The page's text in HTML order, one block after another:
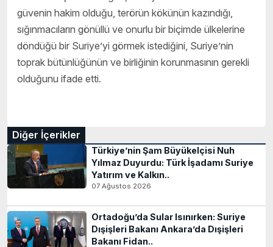
güvenin hakim olduğu, terörün kökünün kazındığı,
sığınmacıların gönüllü ve onurlu bir biçimde ülkelerine
döndüğü bir Suriye’yi görmek istediğini, Suriye’nin
toprak bütünlüğünün ve birliğinin korunmasının gerekli
olduğunu ifade etti.
Diğer İçerikler
Türkiye’nin Şam Büyükelçisi Nuh
Yılmaz Duyurdu: Türk İşadamı Suriye
Yatırım ve Kalkın..
07 Ağustos 2026
Ortadoğu’da Sular Isınırken: Suriye
Dışişleri Bakanı Ankara’da Dışişleri
Bakanı Fidan..